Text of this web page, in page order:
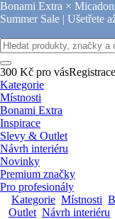
Bonami Extra ×
Summer Sale | Ušetřete
300 Kč pro vásRegistrace
Kategorie
Místnosti
Bonami Extra
Inspirace
Slevy & Outlet
Návrh interiéru
Novinky
Premium značky
Pro profesionály
Kategorie Místnosti
Outlet Návrh interiéru